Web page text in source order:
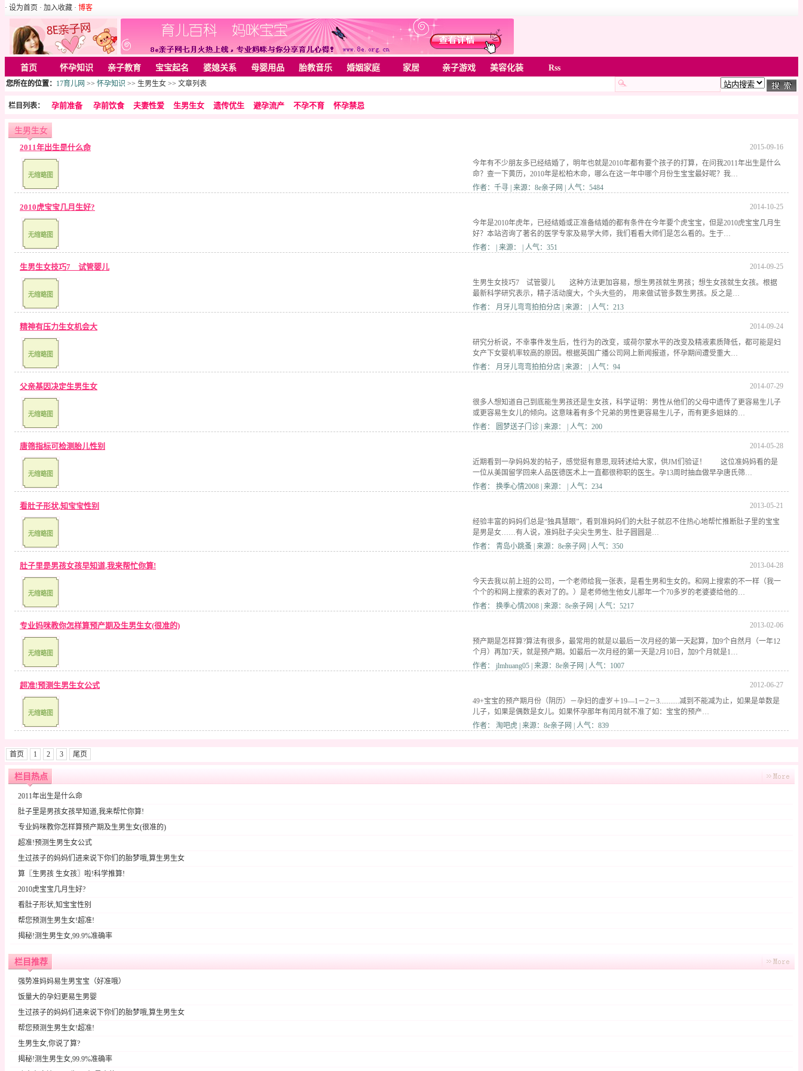
· 设为首页 · 加入收藏 · 博客
首页 怀孕知识 亲子教育 宝宝起名 婆媳关系 母婴用品 胎教音乐 婚姻家庭 家居 亲子游戏 美容化装 Rss
您所在的位置： 17育儿网 >> 怀孕知识 >> 生男生女 >> 文章列表
栏目列表： 孕前准备 孕前饮食 夫妻性爱 生男生女 遗传优生 避孕流产 不孕不育 怀孕禁忌
生男生女
2015-09-16
2011年出生是什么命
今年有不少朋友多已经结婚了，明年也就是2010年都有要个孩子的打算，在问我2011年出生是什么
命？查一下黄历，2010年是松柏木命，哪么在这一年中哪个月份生宝宝最好呢？我…
作者：千寻 | 来源：8e亲子网 | 人气：5484
2014-10-25
2010虎宝宝几月生好?
今年是2010年虎年，已经结婚或正准备结婚的都有条件在今年要个虎宝宝，但是2010虎宝宝几月生
好？本站咨询了著名的医学专家及易学大师，我们看看大师们是怎么看的。生于…
作者： | 来源： | 人气：351
2014-09-25
生男生女技巧7 试管婴儿
生男生女技巧7 试管婴儿 这种方法更加容易，想生男孩就生男孩；想生女孩就生女孩。根据
最新科学研究表示，精子活动度大，个头大些的， 用来做试管多数生男孩。反之是…
作者： 月牙儿弯弯拍拍分店 | 来源： | 人气：213
2014-09-24
精神有压力生女机会大
研究分析说，不幸事件发生后，性行为的改变，或荷尔蒙水平的改变及精液素质降低，都可能是妇
女产下女婴机率较高的原因。根据英国广播公司网上新闻报道，怀孕期间遭受重大…
作者： 月牙儿弯弯拍拍分店 | 来源： | 人气：94
2014-07-29
父亲基因决定生男生女
很多人想知道自己到底能生男孩还是生女孩，科学证明：男性从他们的父母中遗传了更容易生儿子
或更容易生女儿的倾向。这意味着有多个兄弟的男性更容易生儿子，而有更多姐妹的…
作者： 圆梦送子门诊 | 来源： | 人气：200
2014-05-28
唐筛指标可检测胎儿性别
近期看到一孕妈妈发的帖子，感觉挺有意思,现转述给大家，供JM们验证！ 这位准妈妈看的是
一位从美国留学回来人品医德医术上一直都很称职的医生。孕13周时抽血做早孕唐氏筛…
作者： 换季心情2008 | 来源： | 人气：234
2013-05-21
看肚子形状,知宝宝性别
经验丰富的妈妈们总是“独具慧眼”，看到准妈妈们的大肚子就忍不住热心地帮忙推断肚子里的宝宝
是男是女……有人说，准妈肚子尖尖生男生、肚子圆圆是…
作者： 青岛小跳蚤 | 来源：8e亲子网 | 人气：350
2013-04-28
肚子里是男孩女孩早知道,我来帮忙你算!
今天去我以前上班的公司，一个老师给我一张表，是看生男和生女的。和网上搜索的不一样（我一
个个的和网上搜索的表对了的。）是老师他生他女儿那年一个70多岁的老婆婆给他的…
作者： 换季心情2008 | 来源：8e亲子网 | 人气：5217
2013-02-06
专业妈咪教你怎样算预产期及生男生女(很准的)
预产期是怎样算?算法有很多，最常用的就是以最后一次月经的第一天起算，加9个自然月（一年12
个月）再加7天，就是预产期。如最后一次月经的第一天是2月10日，加9个月就是1…
作者： jlmhuang05 | 来源：8e亲子网 | 人气：1007
2012-06-27
超准!预测生男生女公式
49+宝宝的预产期月份（阴历）－孕妇的虚岁＋19—1－2－3...........减到不能减为止，如果是单数是
儿子，如果是偶数是女儿。如果怀孕那年有闰月就不准了如：宝宝的预产…
作者： 淘吧虎 | 来源：8e亲子网 | 人气：839
首页 1 2 3 尾页
栏目热点
2011年出生是什么命
肚子里是男孩女孩早知道,我来帮忙你算!
专业妈咪教你怎样算预产期及生男生女(很准的)
超准!预测生男生女公式
生过孩子的妈妈们进来说下你们的胎梦哦,算生男生女
算〖生男孩 生女孩〗啦!科学推算!
2010虎宝宝几月生好?
看肚子形状,知宝宝性别
帮您预测生男生女!超准!
揭秘!测生男生女,99.9%准确率
栏目推荐
强势准妈妈易生男宝宝（好准哦）
饭量大的孕妇更易生男婴
生过孩子的妈妈们进来说下你们的胎梦哦,算生男生女
帮您预测生男生女!超准!
生男生女,你说了算?
揭秘!测生男生女,99.9%准确率